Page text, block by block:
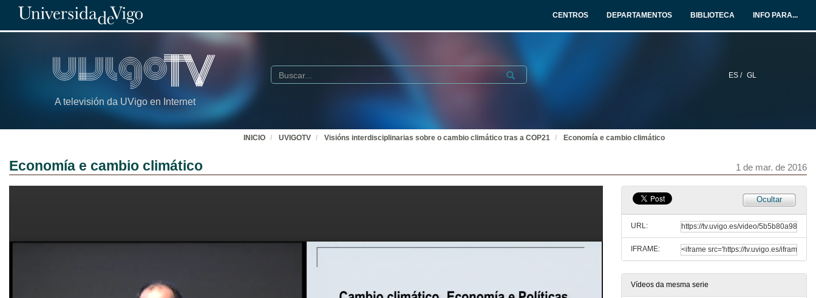
CENTROS DEPARTAMENTOS BIBLIOTECA INFO PARA...
A televisión da UVigo en Internet
ES / GL
Buscar Submit
INICIO UVIGOTV Visións interdisciplinarias sobre o cambio climático tras a COP21 Economía e cambio climático
Economía e cambio climático 1 de mar. de 2016
Ocultar
URL:
IFRAME:
Vídeos da mesma serie